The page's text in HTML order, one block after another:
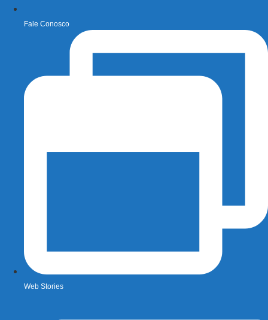
Fale Conosco
Web Stories